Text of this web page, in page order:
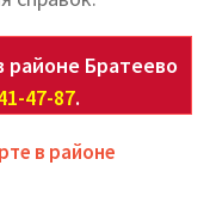
районе Братеево
47-87.
в районе